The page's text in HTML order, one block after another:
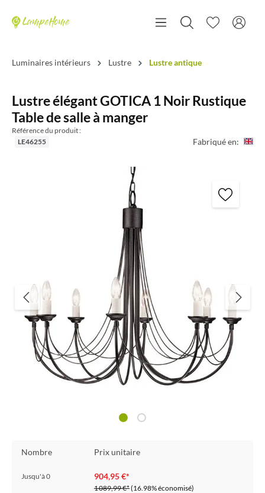
Luminaires intérieurs Lustre Lustre antique
Lustre élégant GOTICA 1 Noir Rustique
Table de salle à manger
Référence du produit :
LE46255
Fabriqué en:
Nombre Prix unitaire
Jusqu'à0 904,95 €*
1 089,99 €*(16.98% économisé)